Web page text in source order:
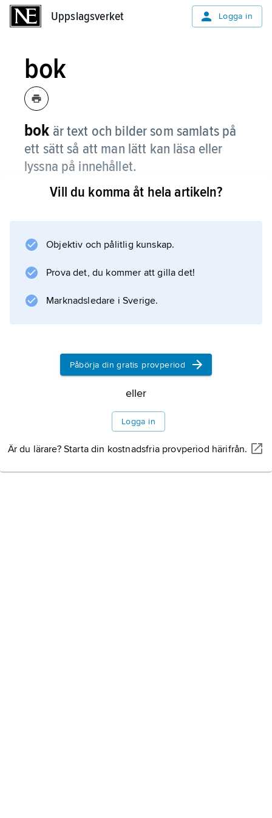
Uppslagsverket Logga in
bok
bok är text och bilder som samlats på
ett sätt så att man lätt kan läsa eller
lyssna på innehållet.
Förr i tiden var alla böcker tryckta på papper.
kallas för ljudböcker, talböcker eller e-böcker.
Information om artikeln
Vill du komma åt hela artikeln?
Objektiv och pålitlig kunskap.
Prova det, du kommer att gilla det!
Marknadsledare i Sverige.
Påbörja din gratis provperiod
eller
Logga in
Är du lärare? Starta din kostnadsfria provperiod härifrån.